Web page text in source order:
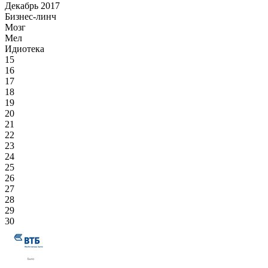
Декабрь 2017
Бизнес-линч
Мозг
Мел
Идиотека
15
16
17
18
19
20
21
22
23
24
25
26
27
28
29
30